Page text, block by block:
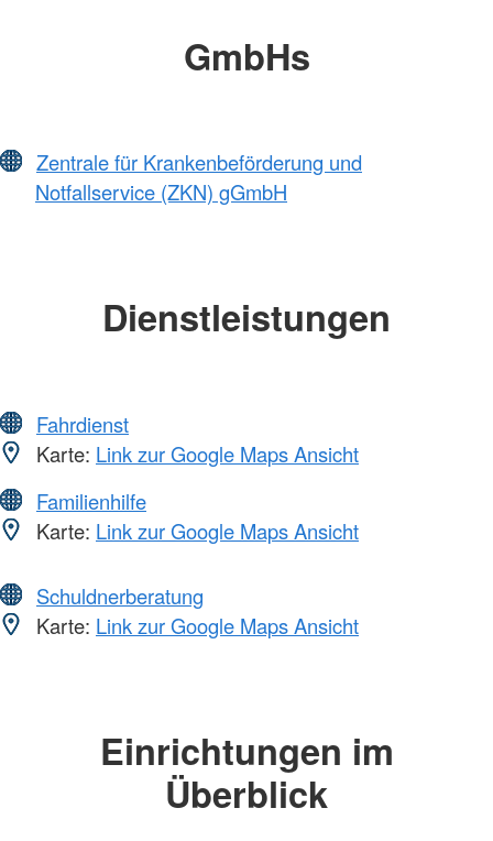
GmbHs
Zentrale für Krankenbeförderung und
Notfallservice (ZKN) gGmbH
Dienstleistungen
Fahrdienst
Karte: Link zur Google Maps Ansicht
Familienhilfe
Karte: Link zur Google Maps Ansicht
Schuldnerberatung
Karte: Link zur Google Maps Ansicht
Einrichtungen im
Überblick